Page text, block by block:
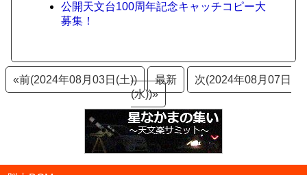
公開天文台100周年記念キャッチコピー大
募集！
«前(2024年08月03日(土)) 最新
次(2024年08月07日
(水))»